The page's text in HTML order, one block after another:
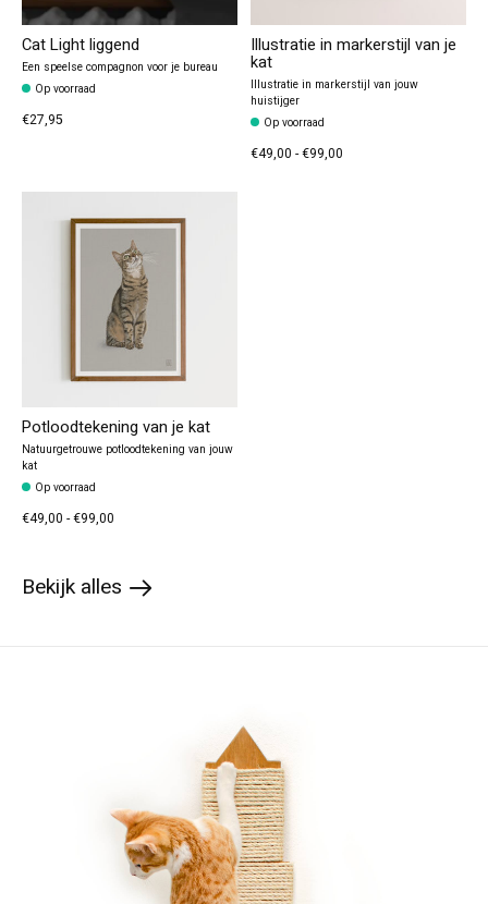
Cat Light liggend
Een speelse compagnon voor je bureau
Op voorraad
€27,95
Illustratie in markerstijl van je
kat
Illustratie in markerstijl van jouw
huistijger
Op voorraad
€49,00 - €99,00
Potloodtekening van je kat
Natuurgetrouwe potloodtekening van jouw
kat
Op voorraad
€49,00 - €99,00
Bekijk allesproducts